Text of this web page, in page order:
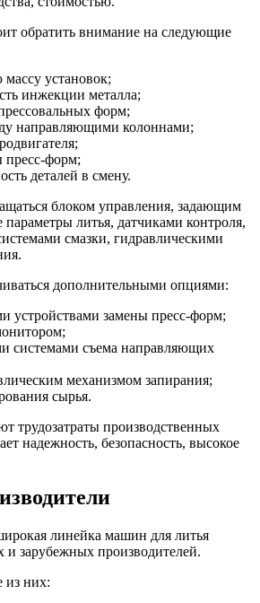
обратить внимание на следующие
установок;
инжекции металла;
форм;
направляющими колоннами;
пресс-форм;
деталей в смену.
блоком управления, задающим
литья, датчиками контроля,
смазки, гидравлическими
дополнительными опциями:
устройствами замены пресс-форм;
системами съема направляющих
механизмом запирания;
сырья.
трудозатраты производственных
надежность, безопасность, высокое
линейка машин для литья
зарубежных производителей.
из них: